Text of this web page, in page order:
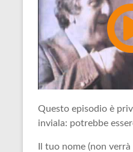
Questo episodio è
inviala: potrebbe
Il tuo nome (non